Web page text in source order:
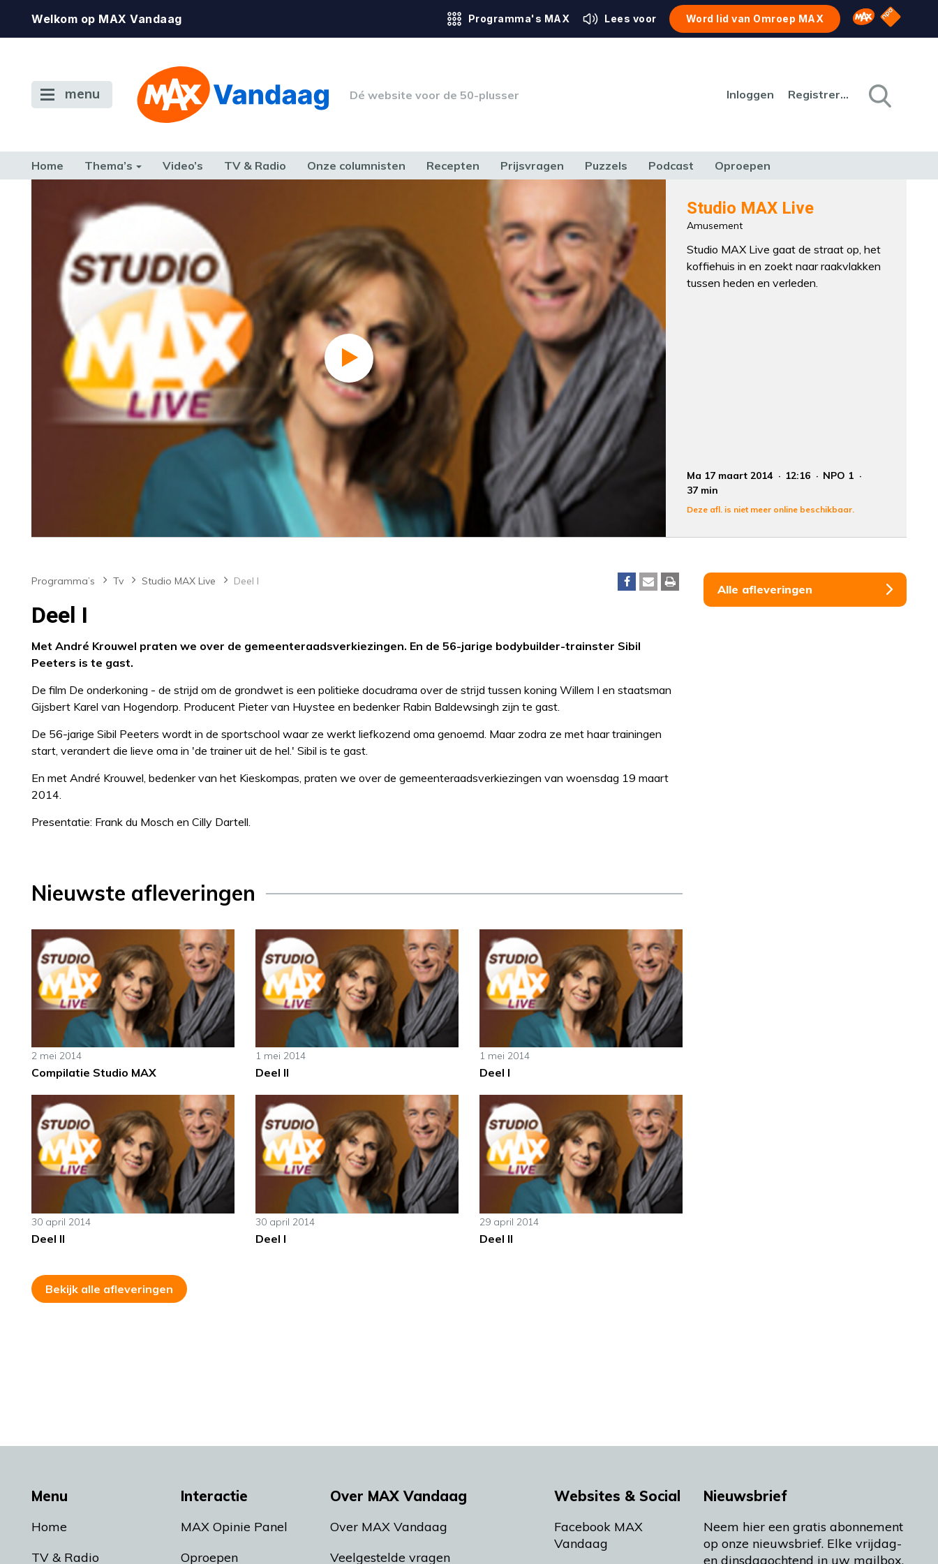
Welkom op MAX Vandaag Programma's MAX Lees voor Word lid van Omroep MAX Omroep MAX
NPO
menu Dé website voor de 50-plusser Inloggen Registreren
Home Thema’s Video’s TV & Radio Onze columnisten Recepten Prijsvragen Puzzels Podcast Oproepen
TERUG NAAR TOEN Studio MAX Live
Amusement
Studio MAX Live gaat de straat op, het
koffiehuis in en zoekt naar raakvlakken
tussen heden en verleden.
Ma 17 maart 2014 12:16
NPO 1
37 min
Deze afl. is niet meer online beschikbaar.
Programma’s Tv Studio MAX Live Deel I
Deel I
Met André Krouwel praten we over de gemeenteraadsverkiezingen. En de 56-jarige bodybuilder-trainster Sibil
Peeters is te gast.
De film De onderkoning - de strijd om de grondwet is een politieke docudrama over de strijd tussen koning Willem I en staatsman
Gijsbert Karel van Hogendorp. Producent Pieter van Huystee en bedenker Rabin Baldewsingh zijn te gast.
De 56-jarige Sibil Peeters wordt in de sportschool waar ze werkt liefkozend oma genoemd. Maar zodra ze met haar trainingen
start, verandert die lieve oma in 'de trainer uit de hel.' Sibil is te gast.
En met André Krouwel, bedenker van het Kieskompas, praten we over de gemeenteraadsverkiezingen van woensdag 19 maart
2014.
Presentatie: Frank du Mosch en Cilly Dartell.
Nieuwste afleveringen
2 mei 2014
Compilatie Studio MAX
1 mei 2014
Deel II
1 mei 2014
Deel I
30 april 2014
Deel II
30 april 2014
Deel I
29 april 2014
Deel II
Bekijk alle afleveringen
Alle afleveringen
Menu
Home
TV & Radio
Interactie
MAX Opinie Panel
Oproepen
Over MAX Vandaag
Over MAX Vandaag
Veelgestelde vragen
Websites & Social
Facebook MAX
Vandaag
Nieuwsbrief
Neem hier een gratis abonnement
op onze nieuwsbrief. Elke vrijdag-
en dinsdagochtend in uw mailbox.